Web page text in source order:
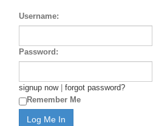
Username:
Password:
signup now| forgot password?
Remember Me